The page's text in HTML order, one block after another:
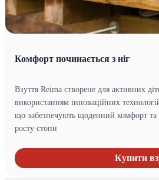
Комфорт починається з ніг
Взуття Reima створене для активних
використанням інноваційних
що забезпечують щоденний комфорт та
росту стопи
Купити